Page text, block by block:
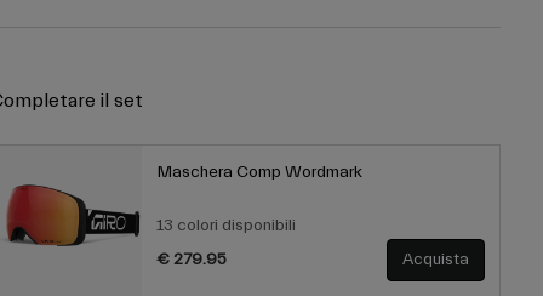
il set
Maschera Comp Wordmark
13 colori disponibili
€ 279.95
Acquista